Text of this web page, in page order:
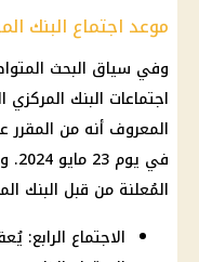
موعد اجتماع البنك
وفي سياق البحث
اجتماعات البنك
المعروف أنه من المقرر
في
المُعلنة من قبل البنك
الاجتماع الرابع: يُعقد في